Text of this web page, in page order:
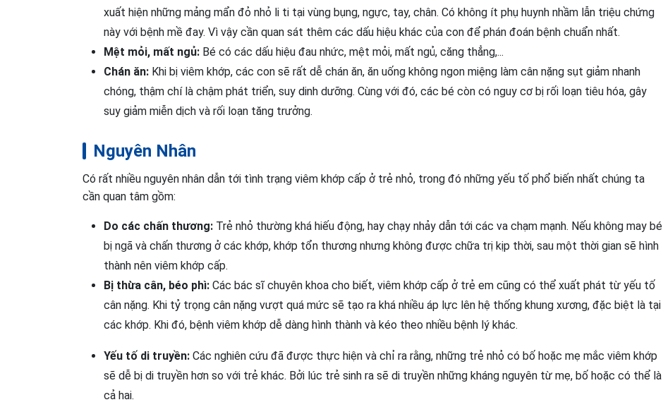
xuất hiện những mảng mẩn đỏ nhỏ li ti tại vùng bụng, ngực, tay, chân. Có không ít phụ huynh nhầm lẫn triệu chứng
này với bệnh mề đay. Vì vậy cần quan sát thêm các dấu hiệu khác của con để phán đoán bệnh chuẩn nhất.
Mệt mỏi, mất ngủ: Bé có các dấu hiệu đau nhức, mệt mỏi, mất ngủ, căng thẳng,...
Chán ăn: Khi bị viêm khớp, các con sẽ rất dễ chán ăn, ăn uống không ngon miệng làm cân nặng sụt giảm nhanh
chóng, thậm chí là chậm phát triển, suy dinh dưỡng. Cùng với đó, các bé còn có nguy cơ bị rối loạn tiêu hóa, gây
suy giảm miễn dịch và rối loạn tăng trưởng.
Nguyên Nhân
Có rất nhiều nguyên nhân dẫn tới tình trạng viêm khớp cấp ở trẻ nhỏ, trong đó những yếu tố phổ biến nhất chúng ta
cần quan tâm gồm:
Do các chấn thương: Trẻ nhỏ thường khá hiếu động, hay chạy nhảy dẫn tới các va chạm mạnh. Nếu không may bé
bị ngã và chấn thương ở các khớp, khớp tổn thương nhưng không được chữa trị kịp thời, sau một thời gian sẽ hình
thành nên viêm khớp cấp.
Bị thừa cân, béo phì: Các bác sĩ chuyên khoa cho biết, viêm khớp cấp ở trẻ em cũng có thể xuất phát từ yếu tố
cân nặng. Khi tỷ trọng cân nặng vượt quá mức sẽ tạo ra khá nhiều áp lực lên hệ thống khung xương, đặc biệt là tại
các khớp. Khi đó, bệnh viêm khớp dễ dàng hình thành và kéo theo nhiều bệnh lý khác.
Yếu tố di truyền: Các nghiên cứu đã được thực hiện và chỉ ra rằng, những trẻ nhỏ có bố hoặc mẹ mắc viêm khớp
sẽ dễ bị di truyền hơn so với trẻ khác. Bởi lúc trẻ sinh ra sẽ di truyền những kháng nguyên từ mẹ, bố hoặc có thể là
cả hai.